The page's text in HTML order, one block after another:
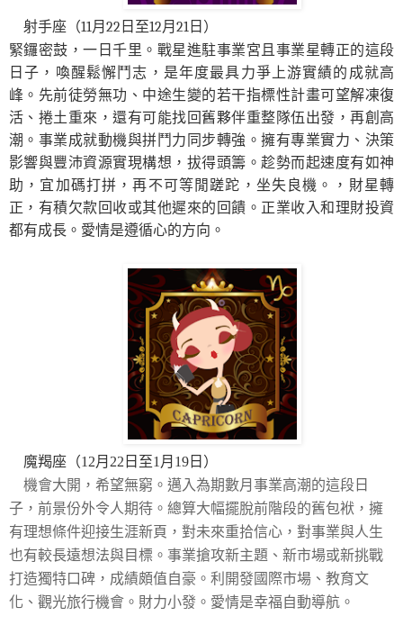
射手座（11月22日至12月21日）
緊鑼密鼓，一日千里。戰星進駐事業宮且事業星轉正的這段
日子，喚醒鬆懈鬥志，是年度最具力爭上游實績的成就高
峰。先前徒勞無功、中途生變的若干指標性計畫可望解凍復
活、捲土重來，還有可能找回舊夥伴重整隊伍出發，再創高
潮。事業成就動機與拼鬥力同步轉強。擁有專業實力、決策
影響與豐沛資源實現構想，拔得頭籌。趁勢而起速度有如神
助，宜加碼打拼，再不可等閒蹉跎，坐失良機。，財星轉
正，有積欠款回收或其他遲來的回饋。正業收入和理財投資
都有成長。愛情是遵循心的方向。
魔羯座（12月22日至1月19日）
機會大開，希望無窮。邁入為期數月事業高潮的這段日
子，前景份外令人期待。總算大幅擺脫前階段的舊包袱，擁
有理想條件迎接生涯新頁，對未來重拾信心，對事業與人生
也有較長遠想法與目標。事業搶攻新主題、新市場或新挑戰
打造獨特口碑，成績頗值自豪。利開發國際市場、教育文
化、觀光旅行機會。財力小發。愛情是幸福自動導航。